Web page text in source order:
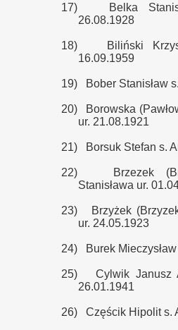
17)
Belka
26.08.1928
18)
Biliński
16.09.1959
19) Bober Stanisław
20)
Borowska
ur. 21.08.1921
21) Borsuk Stefan s.
22)
Brzezek
Stanisława ur.
23)
Brzyżek
ur. 24.05.1923
24) Burek
25)
Cylwik Janusz
26.01.1941
26) Częścik Hipolit s.